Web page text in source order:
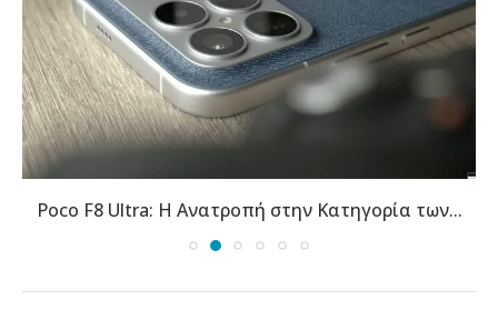
Poco F8 Ultra: Η Ανατροπή στην Κατηγορία των...